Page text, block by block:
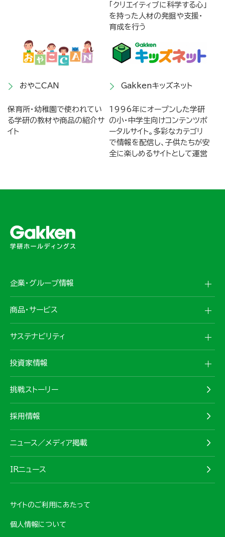
「クリエイティブに科学する心」
を持った人材の発掘や支援・
育成を行う
おやこCAN
保育所・幼稚園で使われてい
る学研の教材や商品の紹介サ
イト
Gakkenキッズネット
1996年にオープンした学研
の小・中学生向けコンテンツポ
ータルサイト。多彩なカテゴリ
で情報を配信し、子供たちが安
全に楽しめるサイトとして運営
企業・グループ情報
商品・サービス
サステナビリティ
投資家情報
挑戦ストーリー
採用情報
ニュース／メディア掲載
IRニュース
サイトのご利用にあたって
個人情報について